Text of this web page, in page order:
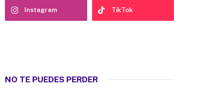
Instagram TikTok
NO TE PUEDES PERDER